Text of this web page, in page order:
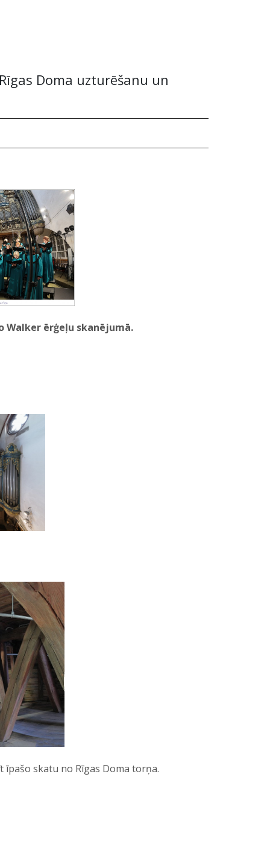
Doma uzturēšanu un
Walker ērģeļu skanējumā.
skatu no Rīgas Doma torņa.